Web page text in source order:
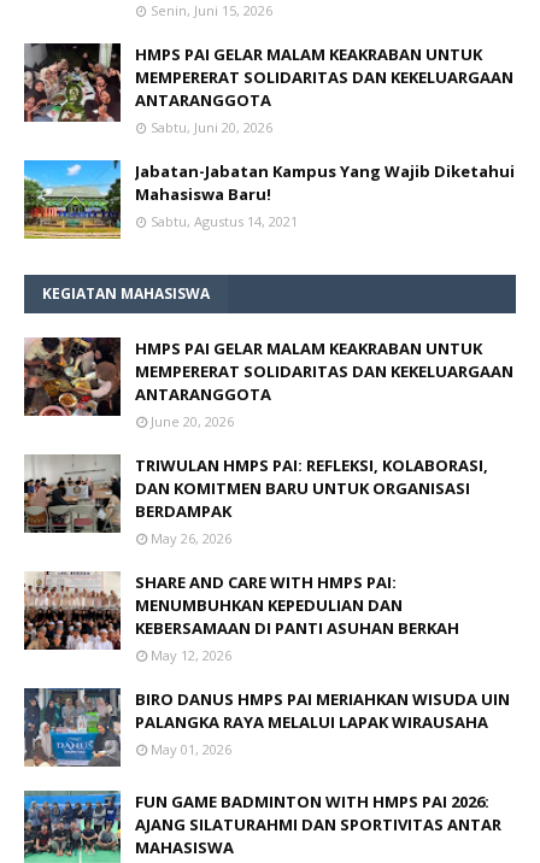
Senin, Juni 15, 2026
HMPS PAI GELAR MALAM KEAKRABAN UNTUK
MEMPERERAT SOLIDARITAS DAN KEKELUARGAAN
ANTARANGGOTA
Sabtu, Juni 20, 2026
Jabatan-Jabatan Kampus Yang Wajib Diketahui
Mahasiswa Baru!
Sabtu, Agustus 14, 2021
KEGIATAN MAHASISWA
HMPS PAI GELAR MALAM KEAKRABAN UNTUK
MEMPERERAT SOLIDARITAS DAN KEKELUARGAAN
ANTARANGGOTA
June 20, 2026
TRIWULAN HMPS PAI: REFLEKSI, KOLABORASI,
DAN KOMITMEN BARU UNTUK ORGANISASI
BERDAMPAK
May 26, 2026
SHARE AND CARE WITH HMPS PAI:
MENUMBUHKAN KEPEDULIAN DAN
KEBERSAMAAN DI PANTI ASUHAN BERKAH
May 12, 2026
BIRO DANUS HMPS PAI MERIAHKAN WISUDA UIN
PALANGKA RAYA MELALUI LAPAK WIRAUSAHA
May 01, 2026
FUN GAME BADMINTON WITH HMPS PAI 2026:
AJANG SILATURAHMI DAN SPORTIVITAS ANTAR
MAHASISWA